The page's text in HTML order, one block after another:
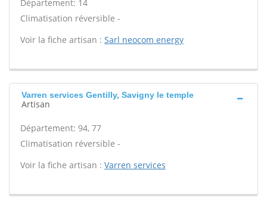
Département: 14
Climatisation réversible -
Voir la fiche artisan : Sarl neocom energy
Varren services Gentilly, Savigny le temple
Artisan
Département: 94, 77
Climatisation réversible -
Voir la fiche artisan : Varren services